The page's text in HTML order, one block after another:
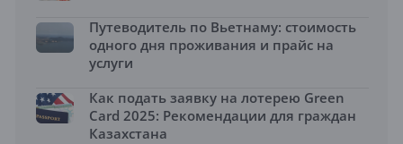
Путеводитель по Вьетнаму: стоимость
одного дня проживания и прайс на
услуги
Как подать заявку на лотерею Green
Card 2025: Рекомендации для граждан
Казахстана